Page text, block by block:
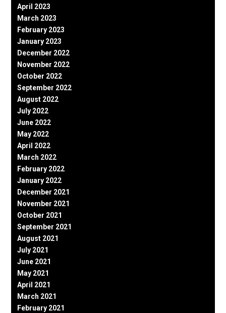
April 2023
March 2023
February 2023
January 2023
December 2022
November 2022
October 2022
September 2022
August 2022
July 2022
June 2022
May 2022
April 2022
March 2022
February 2022
January 2022
December 2021
November 2021
October 2021
September 2021
August 2021
July 2021
June 2021
May 2021
April 2021
March 2021
February 2021